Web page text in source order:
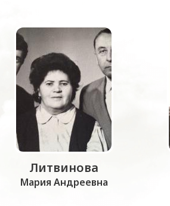
Литвинова
Мария Андреевна